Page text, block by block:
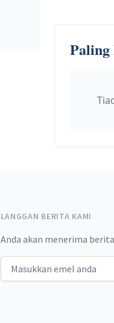
LANGGAN BERITA KAMI
Anda akan menerima
Email address